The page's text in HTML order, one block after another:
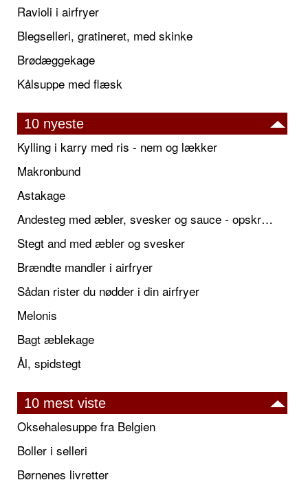
Ravioli i airfryer
Blegselleri, gratineret, med skinke
Brødæggekage
Kålsuppe med flæsk
10 nyeste
Kylling i karry med ris - nem og lækker
Makronbund
Astakage
Andesteg med æbler, svesker og sauce - opskrift også til jul
Stegt and med æbler og svesker
Brændte mandler i airfryer
Sådan rister du nødder i din airfryer
Melonis
Bagt æblekage
Ål, spidstegt
10 mest viste
Oksehalesuppe fra Belgien
Boller i selleri
Børnenes livretter